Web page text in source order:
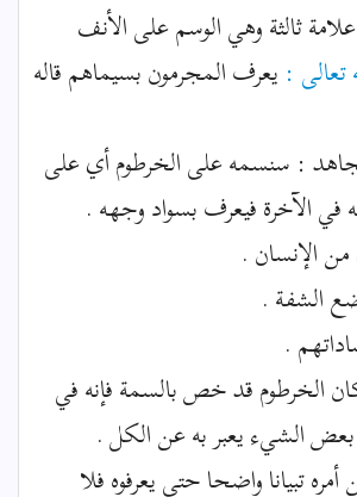
ثالثة وهي الوسم على الأنف
تعالى : يعرف المجرمون بسيماهم قاله
: سنسمه على الخرطوم أي على
في الآخرة فيعرف بسواد وجهه .
الإنسان .
الشفة .
.
الخرطوم قد خص بالسمة فإنه في
الشيء يعبر به عن الكل .
تبيانا واضحا حتى يعرفوه فلا